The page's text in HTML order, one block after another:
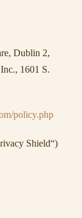
Dublin 2,
1601 S.
policy.php
Shield“)